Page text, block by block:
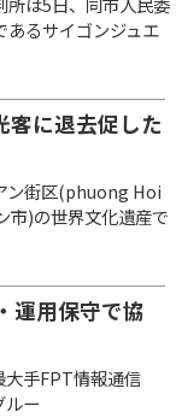
あるサイゴンジュエ
客に退去促した
ン街区(phuong Hoi
市)の世界文化遺産で
運用保守で協
手FPT情報通信
ー